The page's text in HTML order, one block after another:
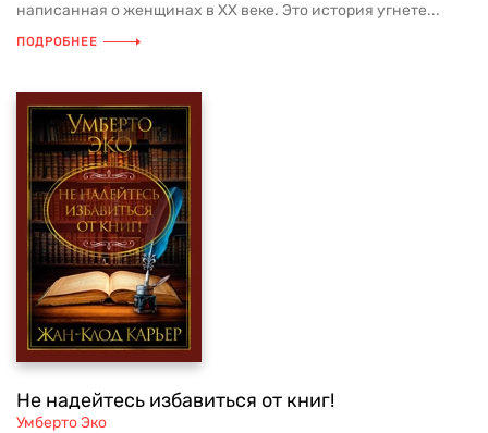
написанная о женщинах в ХХ веке. Это история угнете...
ПОДРОБНЕЕ
Не надейтесь избавиться от книг!
Умберто Эко